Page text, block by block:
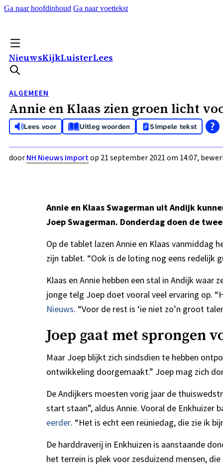
Ga naar hoofdinhoud Ga naar voettekst
NieuwsKijkLuisterLees
ALGEMEEN
Annie en Klaas zien groen licht
Lees voor Uitleg woorden Simpele tekst
doorNH Nieuws Importop 21 september 2021 om 14:07,
Annie en Klaas Swagerman uit Andijk
Joep Swagerman. Donderdag doen de
Op de tablet lazen Annie en Klaas vanmiddag
zijn tablet. “Ook is de loting nog eens redelijk
Klaas en Annie hebben een stal in Andijk waar
jonge telg Joep doet vooral veel ervaring op.
Nieuws. “Voor de rest is ‘ie niet zo’n groot
Joep gaat met sprongen
Maar Joep blijkt zich sindsdien te hebben
ontwikkeling doorgemaakt.” Joep mag zich
De Andijkers moesten vorig jaar de
start staan”, aldus Annie. Vooral de Enkhuizer
eerder. “Het is echt een reüniedag, die zie ik
De harddraverij in Enkhuizen is aanstaande
het terrein is plek voor zesduizend mensen,